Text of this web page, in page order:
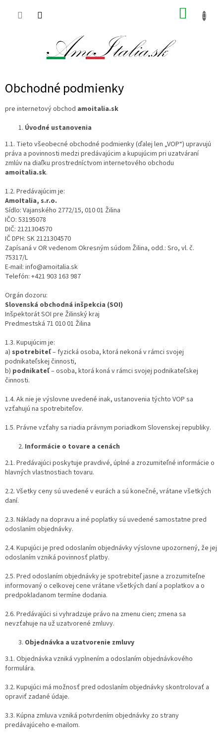
Obchodné podmienky
pre internetový obchod amoitalia.sk
Úvodné ustanovenia
1.1. Tieto všeobecné obchodné podmienky (ďalej len „VOP“) upravujú
práva a povinnosti medzi predávajúcim a kupujúcim pri uzatváraní
zmlúv na diaľku prostredníctvom internetového obchodu
amoitalia.sk.
1.2. Predávajúcim je:
AmoItalia, s.r.o.
Sídlo: Vajanského 2772/15, 010 01 Žilina
IČO: 53195078
DIČ: 2121304570
IČ DPH: SK 2121304570
Zapísaná v OR vedenom Okresným súdom Žilina, odd.: Sro, vl. č.
75317/L
E-mail: info@amoitalia.sk
Telefón: +421 903 163 987
Orgán dozoru:
Slovenská obchodná inšpekcia (SOI)
Inšpektorát SOI pre Žilinský kraj
Predmestská 71 010 01 Žilina
1.3. Kupujúcim je:
a) spotrebiteľ– fyzická osoba, ktorá nekoná v rámci svojej
podnikateľskej činnosti,
b) podnikateľ– osoba, ktorá koná v rámci svojej podnikateľskej
činnosti.
1.4. Ak nie je výslovne uvedené inak, ustanovenia týchto VOP sa
vzťahujú na spotrebiteľov.
1.5. Právne vzťahy sa riadia právnym poriadkom Slovenskej republiky.
Informácie o tovare a cenách
2.1. Predávajúci poskytuje pravdivé, úplné a zrozumiteľné informácie o
hlavných vlastnostiach tovaru.
2.2. Všetky ceny sú uvedené v eurách a sú konečné, vrátane všetkých
daní.
2.3. Náklady na dopravu a iné poplatky sú uvedené samostatne pred
odoslaním objednávky.
2.4. Kupujúci je pred odoslaním objednávky výslovne upozornený, že jej
odoslaním vzniká povinnosť platby.
2.5. Pred odoslaním objednávky je spotrebiteľ jasne a zrozumiteľne
informovaný o celkovej cene vrátane všetkých daní a poplatkov a o
predpokladanom termíne dodania.
2.6. Predávajúci si vyhradzuje právo na zmenu cien; zmena sa
nevzťahuje na už uzatvorené zmluvy.
Objednávka a uzatvorenie zmluvy
3.1. Objednávka vzniká vyplnením a odoslaním objednávkového
formulára.
3.2. Kupujúci má možnosť pred odoslaním objednávky skontrolovať a
opraviť zadané údaje.
3.3. Kúpna zmluva vzniká potvrdením objednávky zo strany
predávajúceho e-mailom.